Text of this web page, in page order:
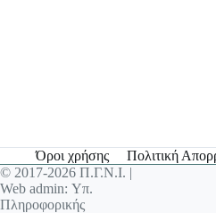
Όροι χρήσης Πολιτική
© 2017-2026 Π.Γ.Ν.Ι. |
Web admin: Υπ.
Πληροφορικής